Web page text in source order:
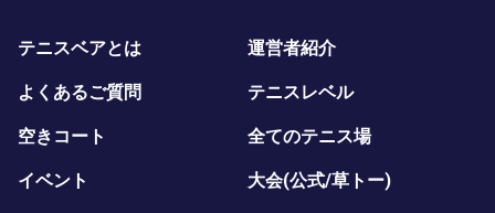
テニスベアとは 運営者紹介
よくあるご質問 テニスレベル
空きコート 全てのテニス場
イベント 大会(公式/草トー)